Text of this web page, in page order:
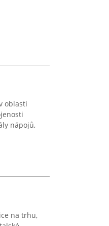
oblasti
nápojů,
na trhu,